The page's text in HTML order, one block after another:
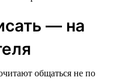
— на
общаться не по